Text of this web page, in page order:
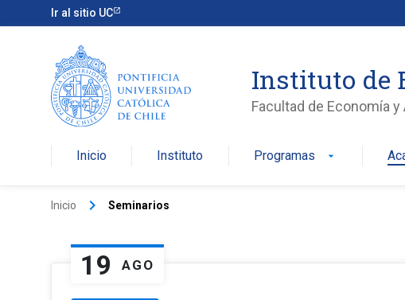
Ir al sitio UC
Instituto de
Facultad de Economía
Inicio Instituto Programas arrow_drop_down
Inicio keyboard_arrow_right Seminarios
19 AGO